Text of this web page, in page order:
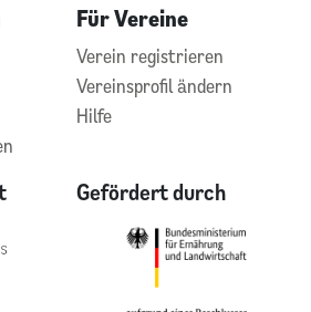
Für Vereine
Verein registrieren
Vereinsprofil ändern
Hilfe
Gefördert durch